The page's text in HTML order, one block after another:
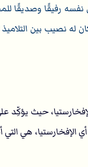
نفسه رفيقًا وصديقًا
نصيب بين التلاميذ
(مزمور 41: 9) على تناول يهوذا من
الإفخارستيا، هي